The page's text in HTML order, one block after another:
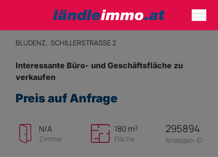
BLUDENZ, SCHILLERSTRASSE 2
Interessante Büro- und Geschäftsfläche zu
verkaufen
Preis auf Anfrage
N/A
Zimmer
180 m²
Fläche
295894
Anzeigen-ID